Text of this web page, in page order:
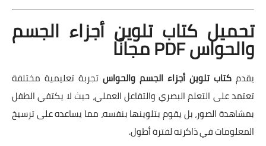
تحميل كتاب تلوين أجزاء الجسم
والحواس PDF مجانًا
يقدم كتاب تلوين أجزاء الجسم والحواس تجربة تعليمية مختلفة
تعتمد على التعلم البصري والتفاعل العملي، حيث لا يكتفي الطفل
بمشاهدة الصور، بل يقوم بتلوينها بنفسه، مما يساعده على ترسيخ
المعلومات في ذاكرته لفترة أطول.